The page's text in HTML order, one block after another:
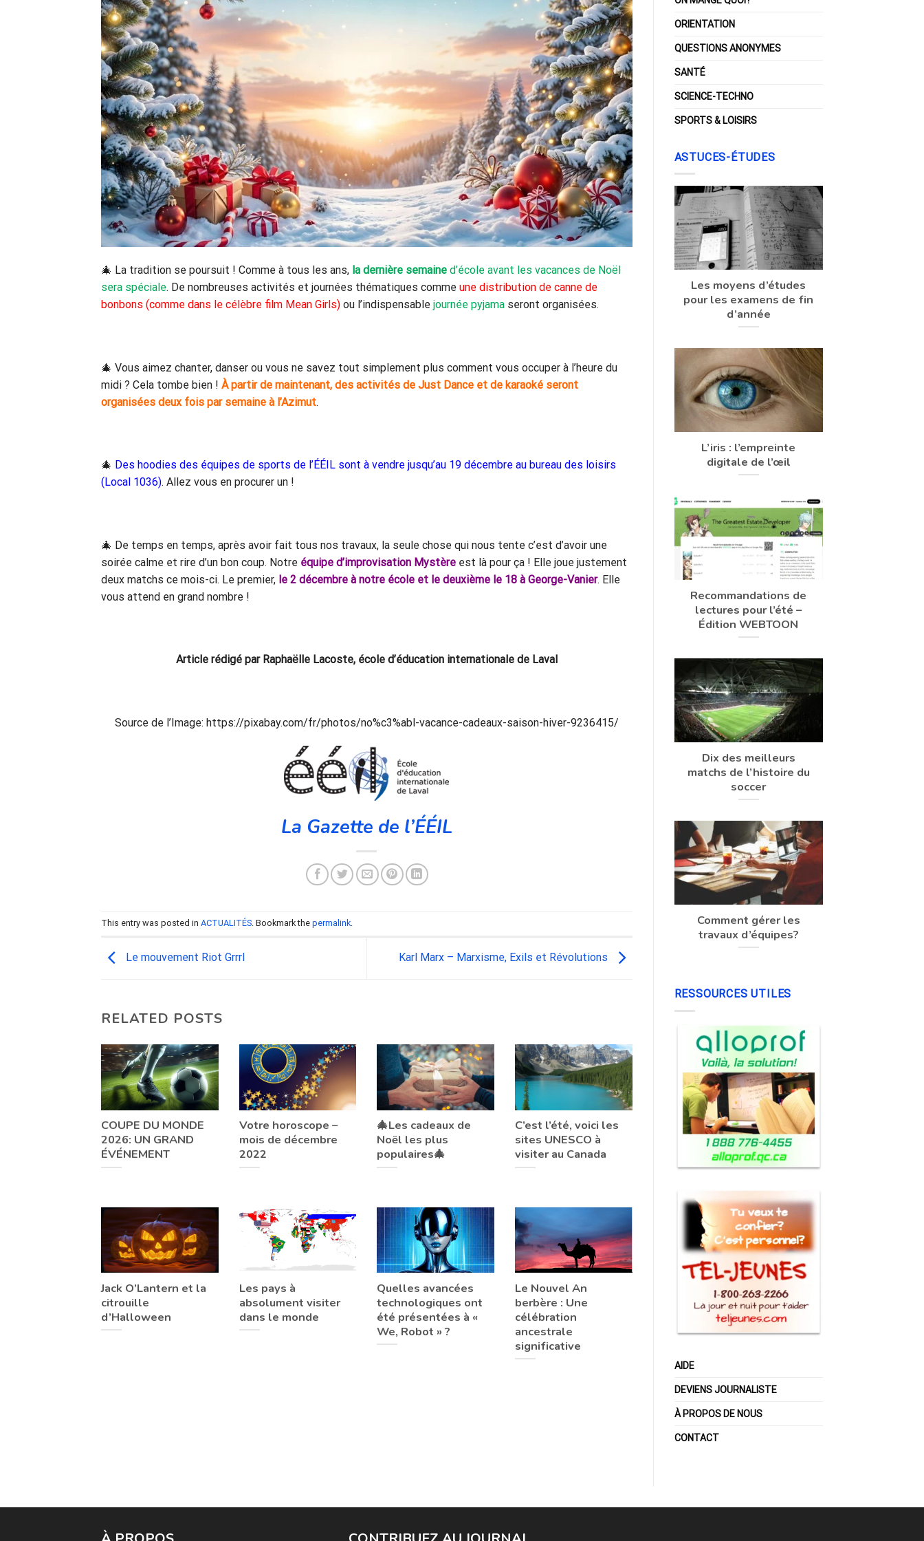
🎄 La tradition se poursuit ! Comme à tous les ans, la dernière semaine d’école avant les vacances de Noël
sera spéciale. De nombreuses activités et journées thématiques comme une distribution de canne de
bonbons (comme dans le célèbre film Mean Girls) ou l’indispensable journée pyjama seront organisées.
🎄 Vous aimez chanter, danser ou vous ne savez tout simplement plus comment vous occuper à l’heure du
midi ? Cela tombe bien ! À partir de maintenant, des activités de Just Dance et de karaoké seront
organisées deux fois par semaine à l’Azimut.
🎄 Des hoodies des équipes de sports de l’ÉÉIL sont à vendre jusqu’au 19 décembre au bureau des loisirs
(Local 1036). Allez vous en procurer un !
🎄 De temps en temps, après avoir fait tous nos travaux, la seule chose qui nous tente c’est d’avoir une
soirée calme et rire d’un bon coup. Notre équipe d’improvisation Mystère est là pour ça ! Elle joue justement
deux matchs ce mois-ci. Le premier, le 2 décembre à notre école et le deuxième le 18 à George-Vanier. Elle
vous attend en grand nombre !
Article rédigé par Raphaëlle Lacoste, école d’éducation internationale de Laval
Source de l’Image: https://pixabay.com/fr/photos/no%c3%abl-vacance-cadeaux-saison-hiver-9236415/
La Gazette de l’ÉÉIL
This entry was posted in ACTUALITÉS. Bookmark the permalink.
Le mouvement Riot Grrrl Karl Marx – Marxisme, Exils et Révolutions
RELATED POSTS
COUPE DU MONDE
2026: UN GRAND
ÉVÉNEMENT
Votre horoscope –
mois de décembre
2022
🎄Les cadeaux de
Noël les plus
populaires🎄
C’est l’été, voici les
sites UNESCO à
visiter au Canada
Jack O’Lantern et la
citrouille
d’Halloween
Les pays à
absolument visiter
dans le monde
Quelles avancées
technologiques ont
été présentées à «
We, Robot » ?
Le Nouvel An
berbère : Une
célébration
ancestrale
significative
ORIENTATION
QUESTIONS ANONYMES
SANTÉ
SCIENCE-TECHNO
SPORTS & LOISIRS
ASTUCES-ÉTUDES
Les moyens d’études
pour les examens de fin
d’année
L’iris : l’empreinte
digitale de l’œil
Recommandations de
lectures pour l’été –
Édition WEBTOON
Dix des meilleurs
matchs de l’histoire du
soccer
Comment gérer les
travaux d’équipes?
RESSOURCES UTILES
AIDE
DEVIENS JOURNALISTE
À PROPOS DE NOUS
CONTACT